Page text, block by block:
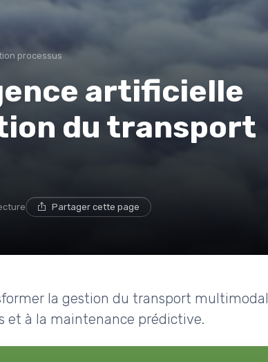
processus
artificielle
du transport
Partager cette page
la gestion du transport multimodal
et à la maintenance prédictive.